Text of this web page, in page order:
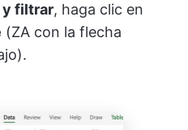
y filtrar, haga clic en
(ZA con la flecha